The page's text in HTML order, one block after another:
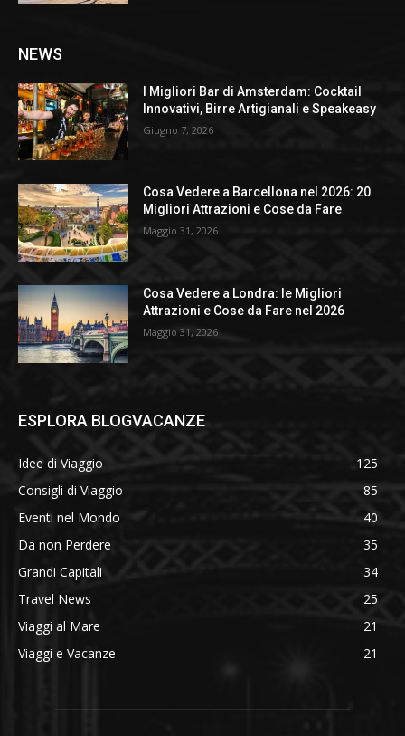
NEWS
I Migliori Bar di Amsterdam: Cocktail
Innovativi, Birre Artigianali e Speakeasy
Giugno 7, 2026
Cosa Vedere a Barcellona nel 2026: 20
Migliori Attrazioni e Cose da Fare
Maggio 31, 2026
Cosa Vedere a Londra: le Migliori
Attrazioni e Cose da Fare nel 2026
Maggio 31, 2026
ESPLORA BLOGVACANZE
Idee di Viaggio
125
Consigli di Viaggio
85
Eventi nel Mondo
40
Da non Perdere
35
Grandi Capitali
34
Travel News
25
Viaggi al Mare
21
Viaggi e Vacanze
21